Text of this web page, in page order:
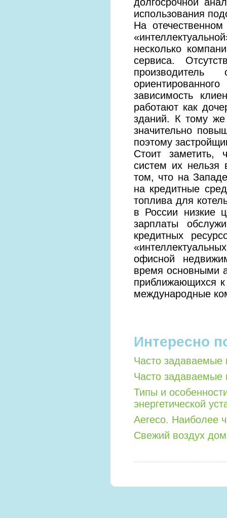
использования
На
несколько
сервиса.
зависимость
работают как
зданий. К тому же
значительно
поэтому
Стоит заметить,
систем их нельзя
том, что на
на кредитные
топлива для
в России низкие
зарплаты
кредитных
офисной
время основными
приближающихся к
международные
Интересно
Часто задаваемые
Часто задаваемые
Типы и
энергетической
Aereco. Наиболее
Свежий воздух